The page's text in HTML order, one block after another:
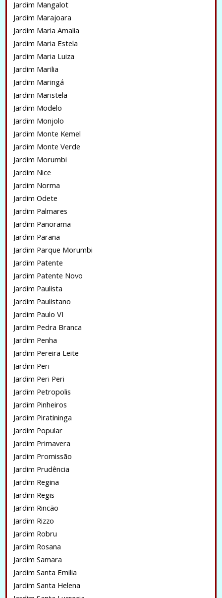
Jardim Mangalot
Jardim Marajoara
Jardim Maria Amalia
Jardim Maria Estela
Jardim Maria Luiza
Jardim Marilia
Jardim Maringá
Jardim Maristela
Jardim Modelo
Jardim Monjolo
Jardim Monte Kemel
Jardim Monte Verde
Jardim Morumbi
Jardim Nice
Jardim Norma
Jardim Odete
Jardim Palmares
Jardim Panorama
Jardim Parana
Jardim Parque Morumbi
Jardim Patente
Jardim Patente Novo
Jardim Paulista
Jardim Paulistano
Jardim Paulo VI
Jardim Pedra Branca
Jardim Penha
Jardim Pereira Leite
Jardim Peri
Jardim Peri Peri
Jardim Petropolis
Jardim Pinheiros
Jardim Piratininga
Jardim Popular
Jardim Primavera
Jardim Promissão
Jardim Prudência
Jardim Regina
Jardim Regis
Jardim Rincão
Jardim Rizzo
Jardim Robru
Jardim Rosana
Jardim Samara
Jardim Santa Emilia
Jardim Santa Helena